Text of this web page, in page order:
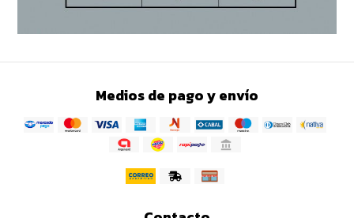
Medios de pago y envío